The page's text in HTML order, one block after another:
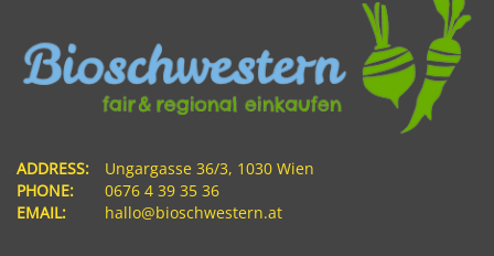
ADDRESS:
Ungargasse 36/3, 1030 Wien
PHONE:
0676 4 39 35 36
EMAIL:
hallo@bioschwestern.at